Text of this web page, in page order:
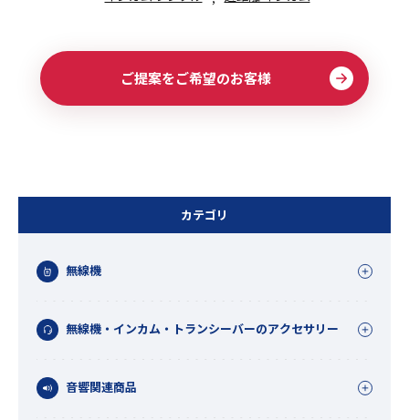
カテゴリ
無線機
無線機・インカム・トランシーバーのアクセサリー
音響関連商品
ご提案をご希望のお客様